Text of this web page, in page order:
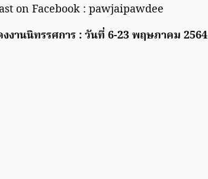
on Facebook : pawjaipawdee
งงานนิทรรศการ : วันที่ 6-23 พฤษภาคม 2564